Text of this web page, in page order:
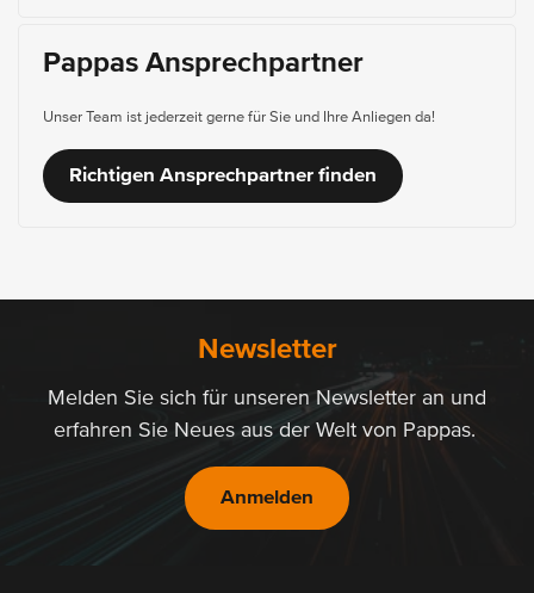
Pappas Ansprechpartner
Unser Team ist jederzeit gerne für Sie und Ihre Anliegen da!
Richtigen Ansprechpartner finden
Newsletter
Melden Sie sich für unseren Newsletter an und
erfahren Sie Neues aus der Welt von Pappas.
Anmelden